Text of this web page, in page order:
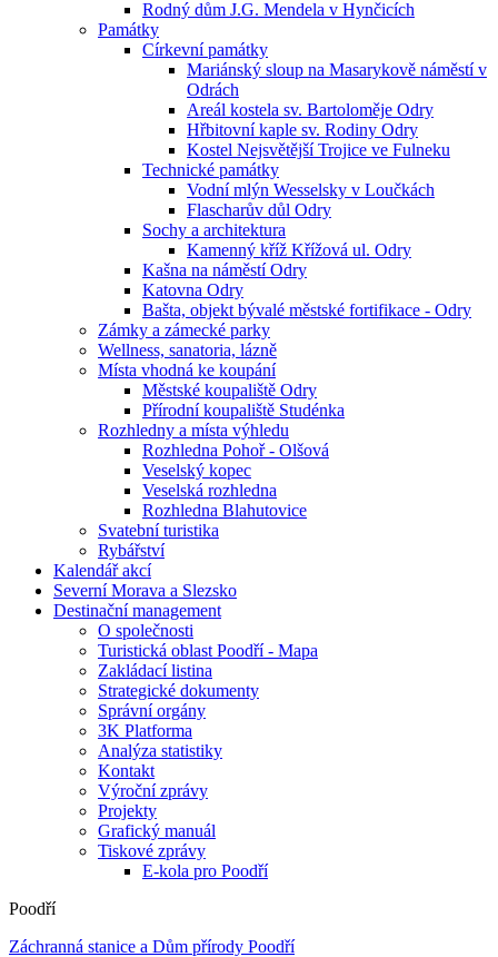
Rodný dům J.G. Mendela v Hynčicích
Památky
Církevní památky
Mariánský sloup na Masarykově náměstí v
Odrách
Areál kostela sv. Bartoloměje Odry
Hřbitovní kaple sv. Rodiny Odry
Kostel Nejsvětější Trojice ve Fulneku
Technické památky
Vodní mlýn Wesselsky v Loučkách
Flascharův důl Odry
Sochy a architektura
Kamenný kříž Křížová ul. Odry
Kašna na náměstí Odry
Katovna Odry
Bašta, objekt bývalé městské fortifikace - Odry
Zámky a zámecké parky
Wellness, sanatoria, lázně
Místa vhodná ke koupání
Městské koupaliště Odry
Přírodní koupaliště Studénka
Rozhledny a místa výhledu
Rozhledna Pohoř - Olšová
Veselský kopec
Veselská rozhledna
Rozhledna Blahutovice
Svatební turistika
Rybářství
Kalendář akcí
Severní Morava a Slezsko
Destinační management
O společnosti
Turistická oblast Poodří - Mapa
Zakládací listina
Strategické dokumenty
Správní orgány
3K Platforma
Analýza statistiky
Kontakt
Výroční zprávy
Projekty
Grafický manuál
Tiskové zprávy
E-kola pro Poodří
Poodří
Záchranná stanice a Dům přírody Poodří